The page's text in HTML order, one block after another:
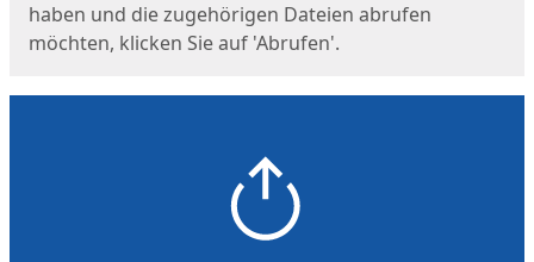
haben und die zugehörigen Dateien abrufen
möchten, klicken Sie auf 'Abrufen'.